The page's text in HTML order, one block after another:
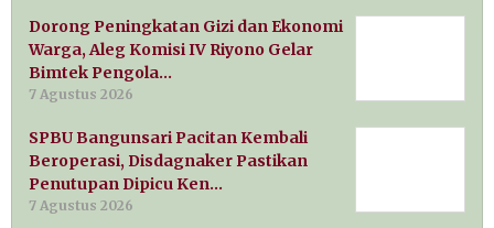
Dorong Peningkatan Gizi dan Ekonomi
Warga, Aleg Komisi IV Riyono Gelar
Bimtek Pengola…
7 Agustus 2026
SPBU Bangunsari Pacitan Kembali
Beroperasi, Disdagnaker Pastikan
Penutupan Dipicu Ken…
7 Agustus 2026